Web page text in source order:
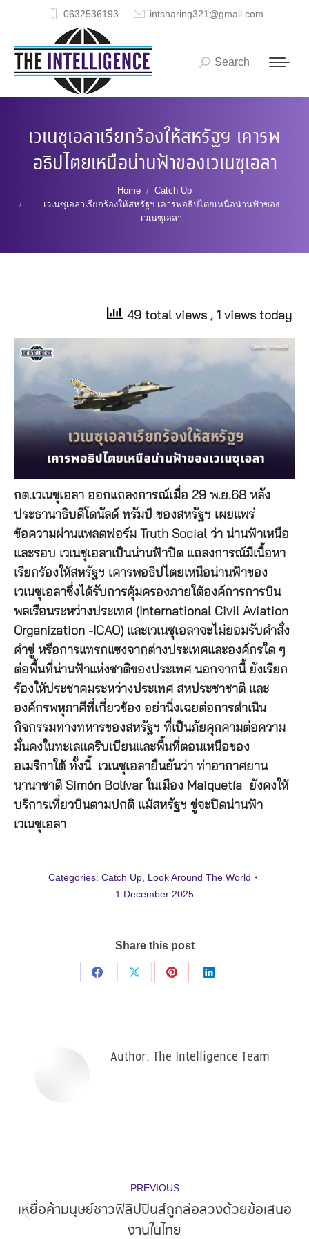
0632536193 intsharing321@gmail.com
Search:
Search
เวเนซุเอลาเรียกร้องให้สหรัฐฯ เคารพ
อธิปไตยเหนือน่านฟ้าของเวเนซุเอลา
Home
Catch Up
เวเนซุเอลาเรียกร้องให้สหรัฐฯ เคารพอธิปไตยเหนือน่านฟ้าของ
เวเนซุเอลา
49 total views , 1 views today
กต.เวเนซุเอลา ออกแถลงการณ์เมื่อ 29 พ.ย.68 หลัง
ประธานาธิบดีโดนัลด์ ทรัมป์ ของสหรัฐฯ เผยแพร่
ข้อความผ่านแพลตฟอร์ม Truth Social ว่า น่านฟ้าเหนือ
และรอบ เวเนซุเอลาเป็นน่านฟ้าปิด แถลงการณ์มีเนื้อหา
เรียกร้องให้สหรัฐฯ เคารพอธิปไตยเหนือน่านฟ้าของ
เวเนซุเอลาซึ่งได้รับการคุ้มครองภายใต้องค์การการบิน
พลเรือนระหว่างประเทศ (International Civil Aviation
Organization -ICAO) และเวเนซุเอลาจะไม่ยอมรับคำสั่ง
คำขู่ หรือการแทรกแซงจากต่างประเทศและองค์กรใด ๆ
ต่อพื้นที่น่านฟ้าแห่งชาติของประเทศ นอกจากนี้ ยังเรียก
ร้องให้ประชาคมระหว่างประเทศ สหประชาชาติ และ
องค์กรพหุภาคีที่เกี่ยวข้อง อย่านิ่งเฉยต่อการดำเนิน
กิจกรรมทางทหารของสหรัฐฯ ที่เป็นภัยคุกคามต่อความ
มั่นคงในทะเลแคริบเบียนและพื้นที่ตอนเหนือของ
อเมริกาใต้ ทั้งนี้ เวเนซุเอลายืนยันว่า ท่าอากาศยาน
นานาชาติ Simón Bolívar ในเมือง Maiquetía ยังคงให้
บริการเที่ยวบินตามปกติ แม้สหรัฐฯ ขู่จะปิดน่านฟ้า
เวเนซุเอลา
Categories: Catch Up, Look Around The World
1 December 2025
Share this post
Share
Share
Share
Share
Author: The Intelligence Team
navigation
PREVIOUS
Previous
เหยื่อค้ามนุษย์ชาวฟิลิปปินส์ถูกล่อลวงด้วยข้อเสนอ
งานในไทย